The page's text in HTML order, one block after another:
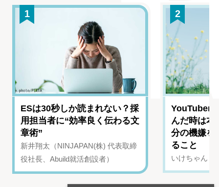
1
ESは30秒しか読まれない？採
用担当者に“効率良く伝わる文
章術”
新井翔太（NINJAPAN(株) 代表取締
役社長、Abuild就活創設者）
2
YouTuber
んだ時は
分の機嫌を
ること
いけちゃん（